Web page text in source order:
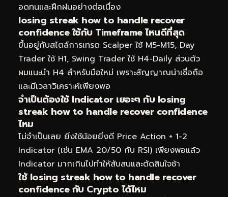
อดทนและฝึกฝนอย่างต่อเนื่อง
losing streak how to handle recover
confidence ใช้กับ Timeframe ไหนดีที่สุด
ขึ้นอยู่กับสไตล์การเทรด Scalper ใช้ M5-M15, Day
Trader ใช้ H1, Swing Trader ใช้ H4-Daily ส่วนตัว
ผมแนะนำ H4 สำหรับมือใหม่ เพราะสัญญาณน่าเชื่อถือ
และมีเวลาวิเคราะห์เพียงพอ
จำเป็นต้องใช้ Indicator เยอะๆ กับ losing
streak how to handle recover confidence
ไหม
ไม่จำเป็นเลย ยิ่งใช้น้อยยิ่งดี Price Action + 1-2
Indicator (เช่น EMA 20/50 กับ RSI) เพียงพอแล้ว
Indicator มากเกินไปทำให้สับสนและตัดสินใจช้า
ใช้ losing streak how to handle recover
confidence กับ Crypto ได้ไหม